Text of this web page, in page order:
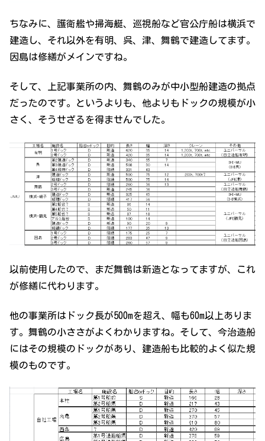
ちなみに、護衛艦や掃海艇、巡視船など官公庁船は横浜で
建造し、それ以外を有明、呉、津、舞鶴で建造してます。
因島は修繕がメインですね。
そして、上記事業所の内、舞鶴のみが中小型船建造の拠点
だったのです。というよりも、他よりもドックの規模が小
さく、そうせざるを得ませんでした。
以前使用したので、まだ舞鶴は新造となってますが、これ
が修繕に代わります。
他の事業所はドック長が500mを超え、幅も60m以上ありま
す。舞鶴の小ささがよくわかりますね。そして、今治造船
にはその規模のドックがあり、建造船も比較的よく似た規
模のものです。